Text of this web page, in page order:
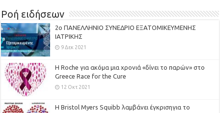
Ροή ειδήσεων
2ο ΠΑΝΕΛΛΗΝΙΟ ΣΥΝΕΔΡΙΟ ΕΞΑΤΟΜΙΚΕΥΜΕΝΗΣ
ΙΑΤΡΙΚΗΣ
9 Δεκ 2021
H Roche για ακόμα μια χρονιά «δίνει το παρών» στο
Greece Race for the Cure
12 Οκτ 2021
Η Bristol Myers Squibb λαμβάνει έγκρισηγια το